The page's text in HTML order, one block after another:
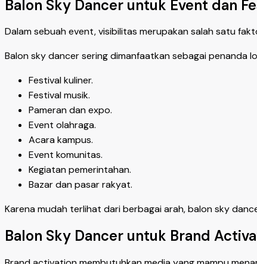
Balon Sky Dancer untuk Event dan
Dalam sebuah event, visibilitas merupakan salah satu
Balon sky dancer sering dimanfaatkan sebagai penanda
Festival kuliner.
Festival musik.
Pameran dan expo.
Event olahraga.
Acara kampus.
Event komunitas.
Kegiatan pemerintahan.
Bazar dan pasar rakyat.
Karena mudah terlihat dari berbagai arah, balon sky
Balon Sky Dancer untuk Brand